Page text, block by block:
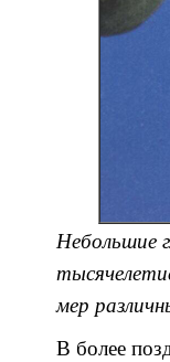
Небольшие
мер
В более